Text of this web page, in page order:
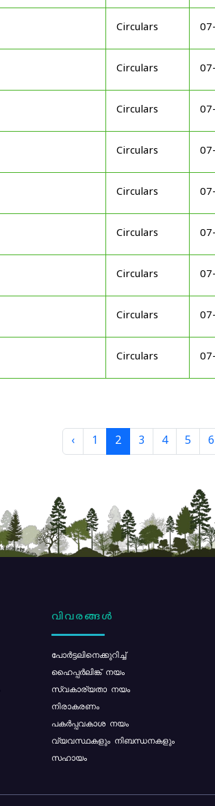
Circulars
Circulars
Circulars
Circulars
Circulars
Circulars
Circulars
Circulars
Circulars
‹ 1 2 3 4 5 6
വിവരങ്ങൾ
പോര്‍ട്ടലിനെക്കുറിച്ച്
ഹൈപ്പർലിങ്ക് നയം
സ്വകാര്യതാ നയം
നിരാകരണം
പകർപ്പവകാശ നയം
വ്യവസ്ഥകളും നിബന്ധനകളും
സഹായം